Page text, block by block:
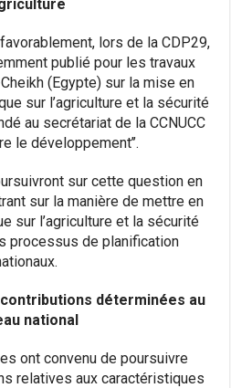
lors de la CDP29,
publié pour les travaux
(Egypte) sur la mise en
sur l’agriculture et la sécurité
au secrétariat de la CCNUCC
le développement’’.
sur cette question en
sur la manière de mettre en
sur l’agriculture et la sécurité
processus de planification
déterminées au
national
ont convenu de poursuivre
relatives aux caractéristiques